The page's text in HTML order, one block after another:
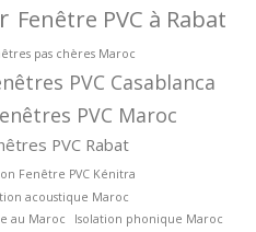
Fenêtre PVC à Rabat
pas chères Maroc
PVC Casablanca
PVC Maroc
PVC Rabat
Fenêtre PVC Kénitra
acoustique Maroc
au Maroc
Isolation phonique Maroc